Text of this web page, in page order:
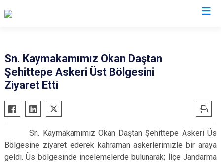
Akyaka
Arpaçay
Digor
Sarıkamış
Selim
Sn. Kaymakamımız Okan Daştan
Şehittepe Askeri Üst Bölgesini
Ziyaret Etti
Sn. Kaymakamımız Okan Daştan Şehittepe Askeri Üs
Bölgesine ziyaret ederek kahraman askerlerimizle bir araya
geldi. Üs bölgesinde incelemelerde bulunarak; İlçe Jandarma